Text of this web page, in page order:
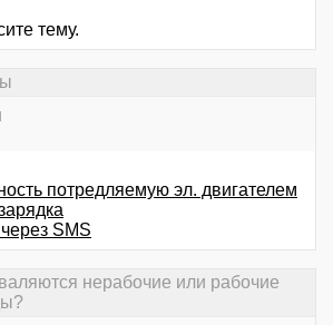
тему.
потредляемую эл. двигателем
SMS
нерабочие или рабочие